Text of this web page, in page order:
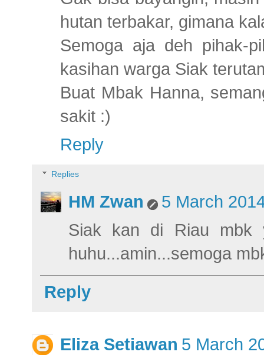
hutan terbakar, gimana
Semoga aja deh pihak-
kasihan warga Siak
Buat Mbak Hanna,
sakit :)
Reply
Replies
HM Zwan
5 March
Siak kan di Riau mbk
huhu...amin...semoga
Reply
Eliza Setiawan 5 March